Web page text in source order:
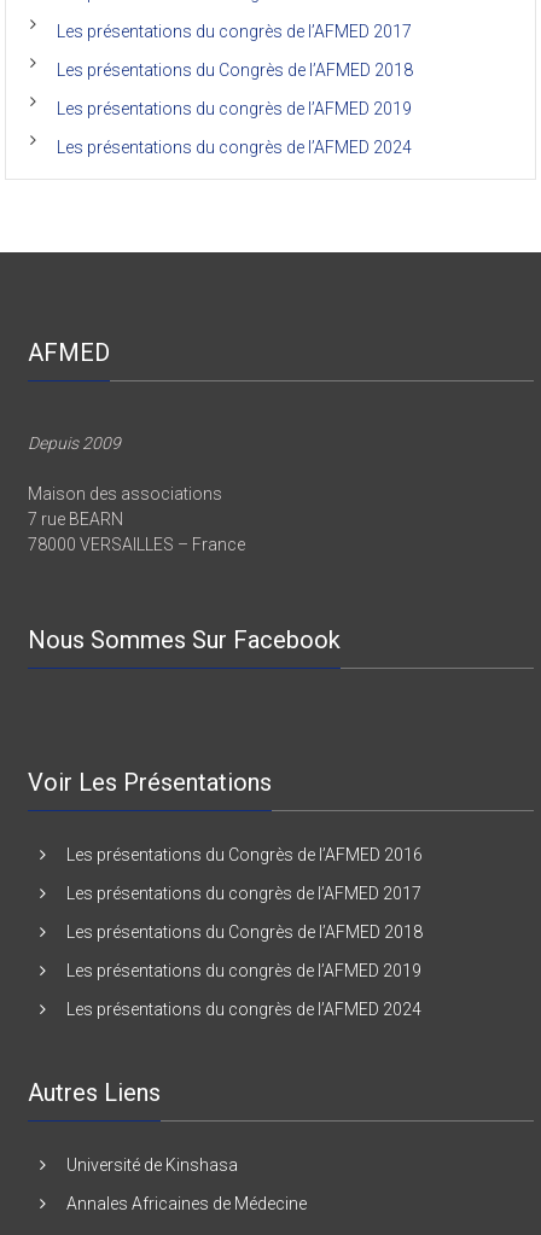
vécu
Les présentations du congrès de l’AFMED 2017
Les présentations du Congrès de l’AFMED 2018
Les présentations du congrès de l’AFMED 2019
Les présentations du congrès de l’AFMED 2024
AFMED
Depuis 2009
Maison des associations
7 rue BEARN
78000 VERSAILLES – France
Nous Sommes Sur Facebook
Voir Les Présentations
Les présentations du Congrès de l’AFMED 2016
Les présentations du congrès de l’AFMED 2017
Les présentations du Congrès de l’AFMED 2018
Les présentations du congrès de l’AFMED 2019
Les présentations du congrès de l’AFMED 2024
Autres Liens
Université de Kinshasa
Annales Africaines de Médecine